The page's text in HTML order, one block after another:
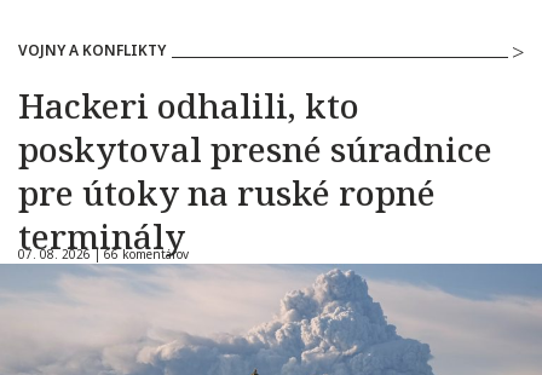
VOJNY A KONFLIKTY
Hackeri odhalili, kto
poskytoval presné súradnice
pre útoky na ruské ropné
terminály
07. 08. 2026 |66 komentárov